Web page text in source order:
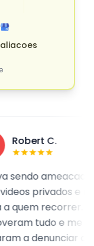
C.
ameacado
e nao
recorrer. Eles
tudo e me
as